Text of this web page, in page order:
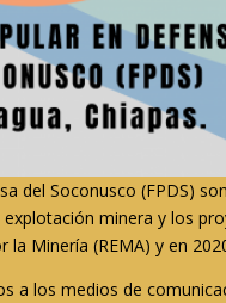
del Soconusco (FPDS)
minera y los
la Minería (REMA) y en
a los medios de